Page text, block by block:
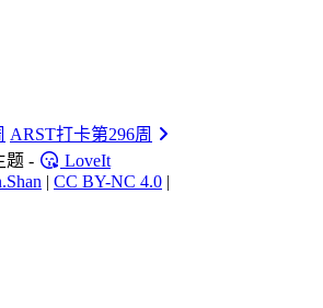
ARST打卡第296周
题 -
LoveIt
| CC BY-NC 4.0 |